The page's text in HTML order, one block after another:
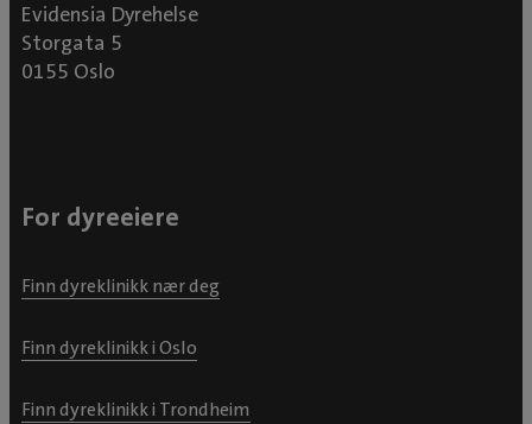
Evidensia Dyrehelse
Storgata 5
0155 Oslo
For dyreeiere
Finn dyreklinikk nær deg
Finn dyreklinikk i Oslo
Finn dyreklinikk i Trondheim